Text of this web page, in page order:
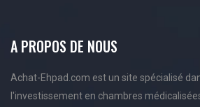
A PROPOS DE NOUS
Achat-Ehpad.com est un site spécialisé
l'investissement en chambres